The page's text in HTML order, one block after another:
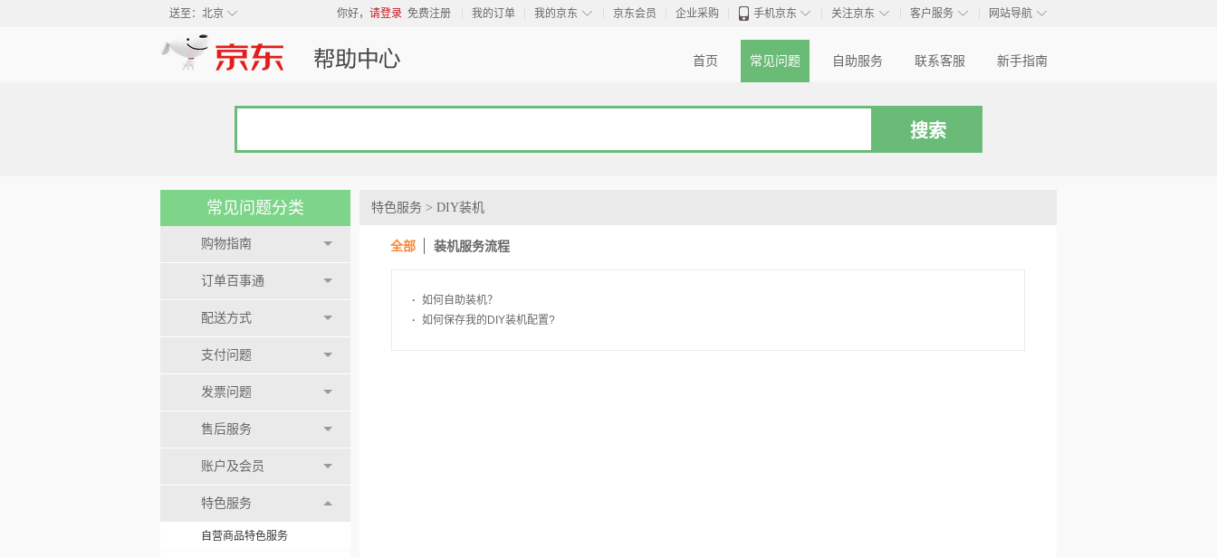
◇
送至： 北京 你好， 请登录 免费注册 我的订单 ◇
我的京东 京东会员 企业采购 ◇
手机京东 ◇
关注京东 ◇
客户服务 ◇
网站导航
首页 常见问题 自助服务 联系客服 新手指南
常见问题分类
购物指南
订单百事通
配送方式
支付问题
发票问题
售后服务
账户及会员
特色服务
自营商品特色服务
特色服务 > DIY装机
全部 装机服务流程
· 如何自助装机？
· 如何保存我的DIY装机配置?